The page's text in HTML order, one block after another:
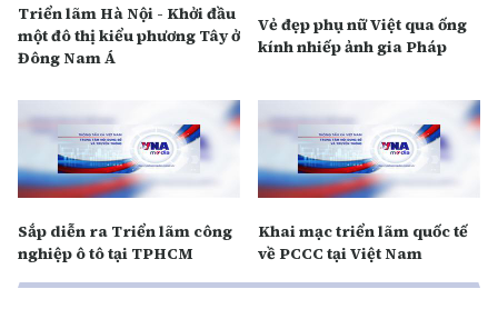
Triển lãm Hà Nội - Khởi đầu
một đô thị kiểu phương Tây ở
Đông Nam Á
Vẻ đẹp phụ nữ Việt qua ống
kính nhiếp ảnh gia Pháp
Sắp diễn ra Triển lãm công
nghiệp ô tô tại TPHCM
Khai mạc triển lãm quốc tế
về PCCC tại Việt Nam